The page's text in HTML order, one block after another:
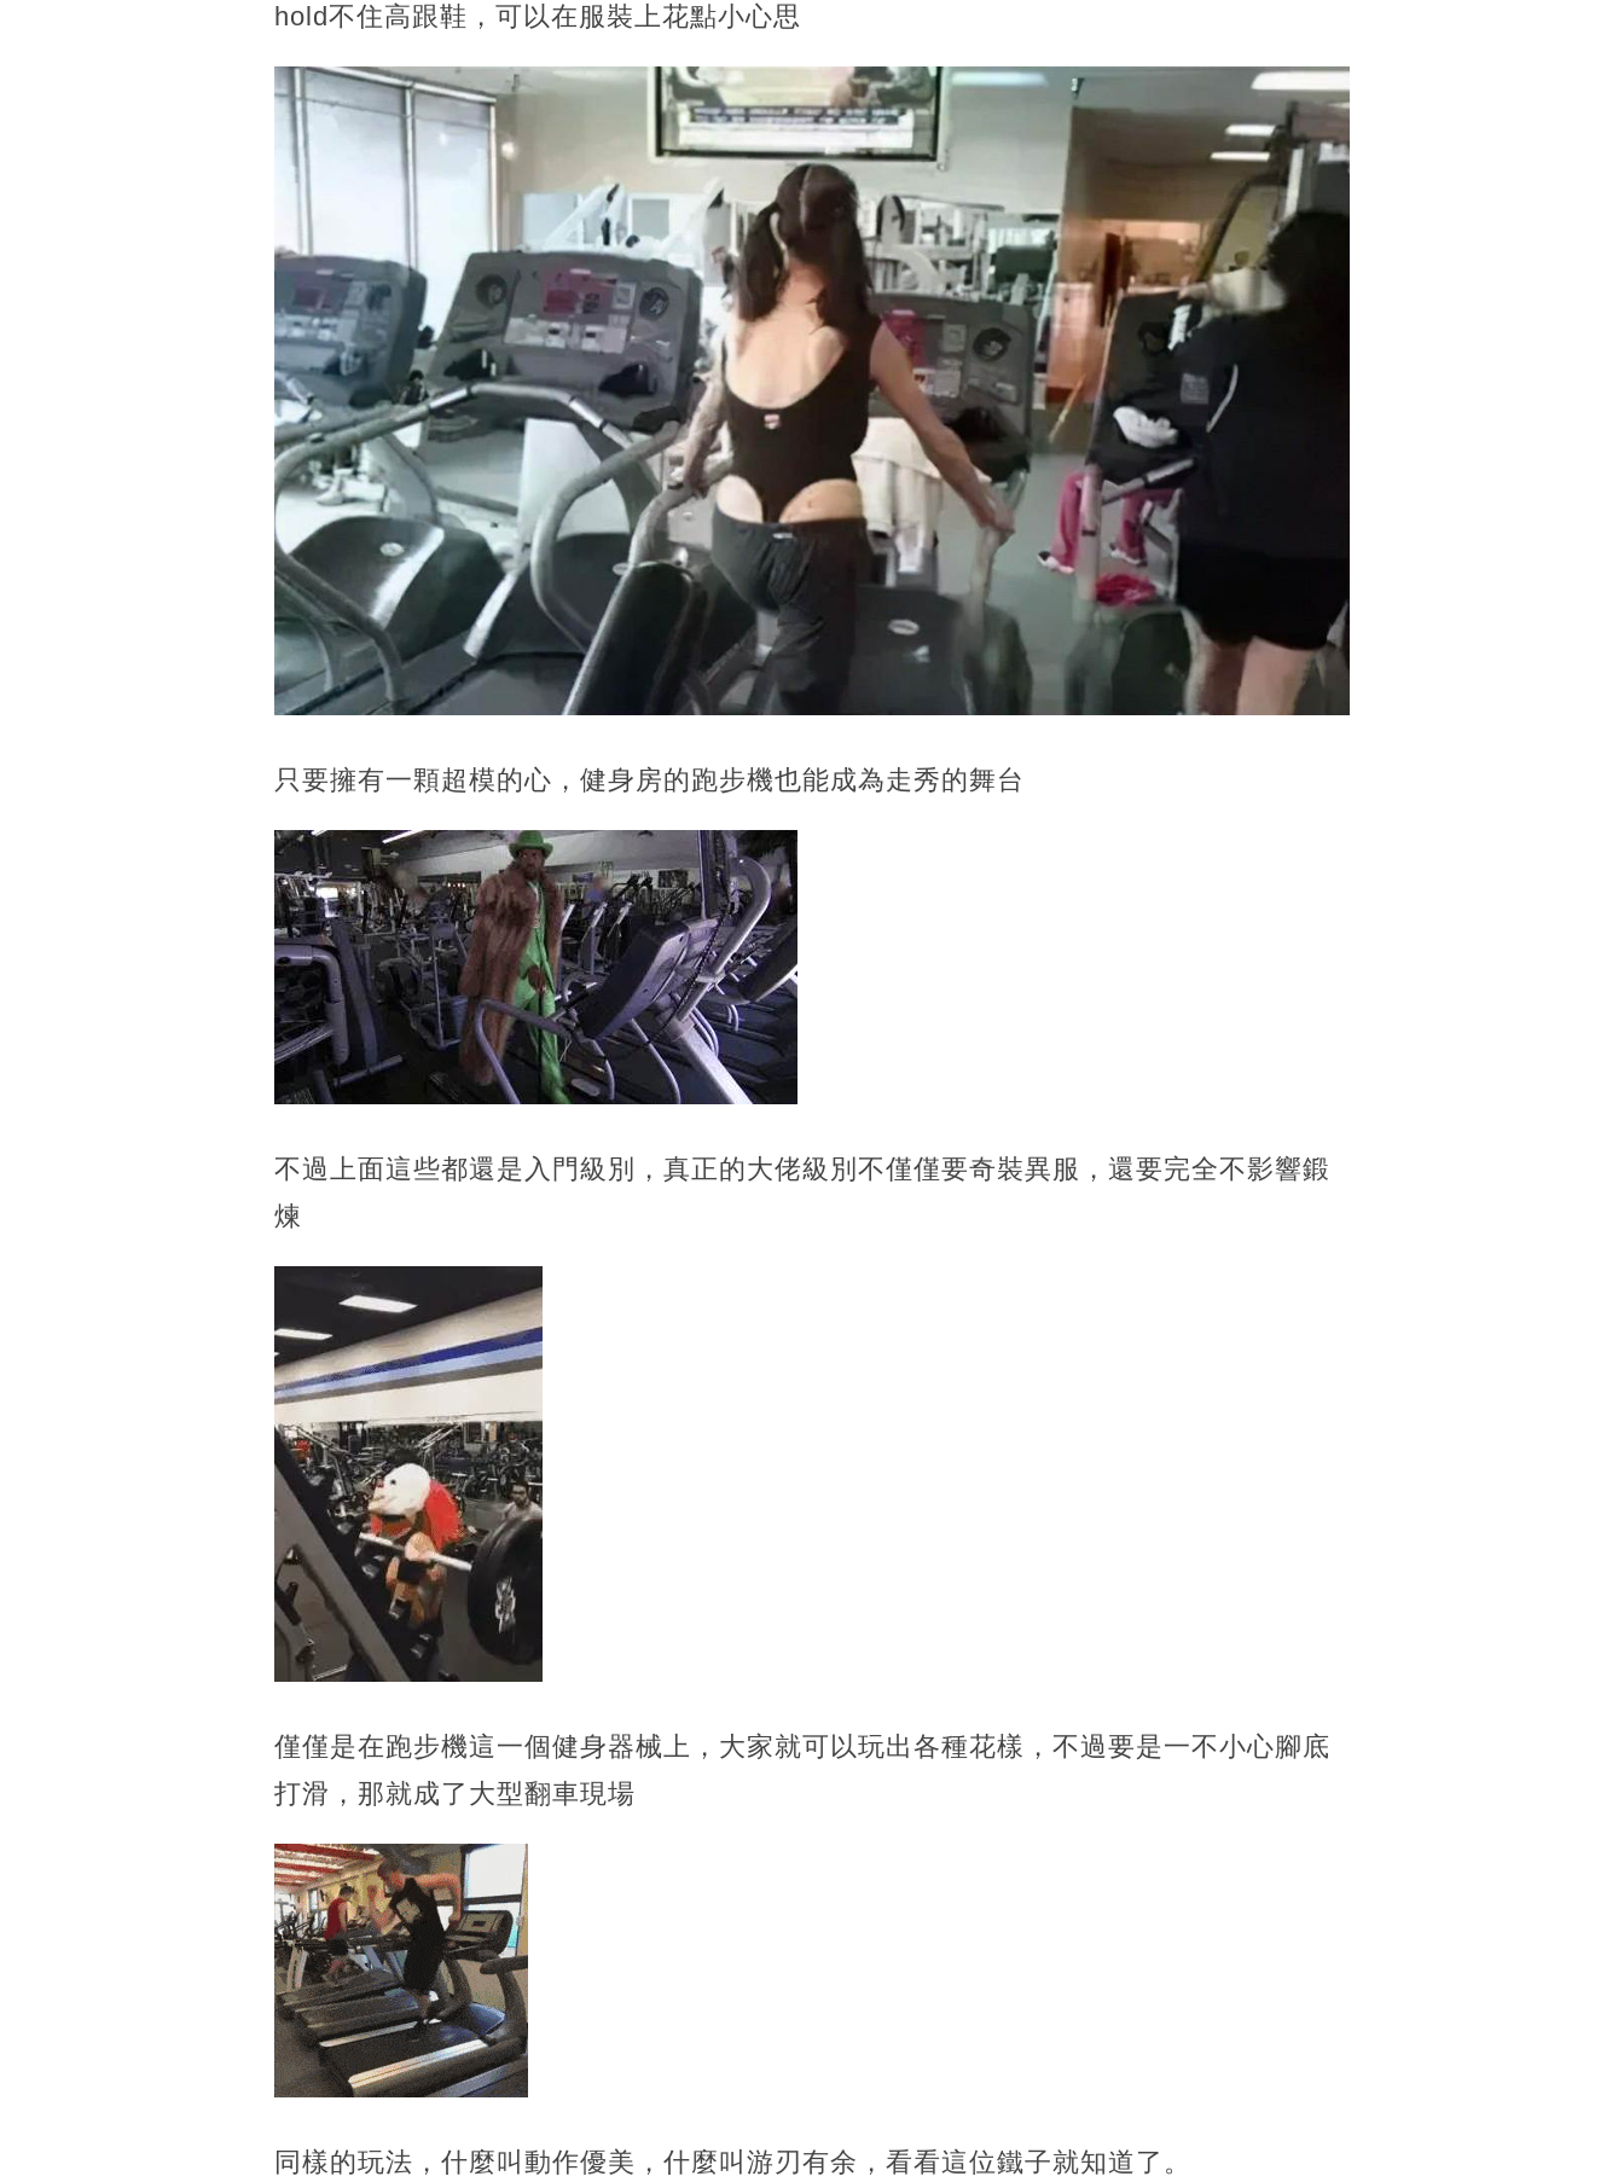
hold不住高跟鞋，可以在服裝上花點小心思
只要擁有一顆超模的心，健身房的跑步機也能成為走秀的舞台
不過上面這些都還是入門級別，真正的大佬級別不僅僅要奇裝異服，還要完全不影響鍛
煉
僅僅是在跑步機這一個健身器械上，大家就可以玩出各種花樣，不過要是一不小心腳底
打滑，那就成了大型翻車現場
同樣的玩法，什麼叫動作優美，什麼叫游刃有余，看看這位鐵子就知道了。